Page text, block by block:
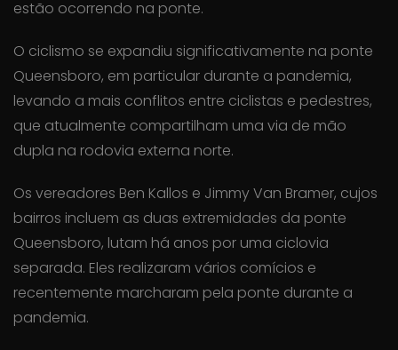
estão ocorrendo na ponte.
O ciclismo se expandiu significativamente na ponte
Queensboro, em particular durante a pandemia,
levando a mais conflitos entre ciclistas e pedestres,
que atualmente compartilham uma via de mão
dupla na rodovia externa norte.
Os vereadores Ben Kallos e Jimmy Van Bramer, cujos
bairros incluem as duas extremidades da ponte
Queensboro, lutam há anos por uma ciclovia
separada. Eles realizaram vários comícios e
recentemente marcharam pela ponte durante a
pandemia.